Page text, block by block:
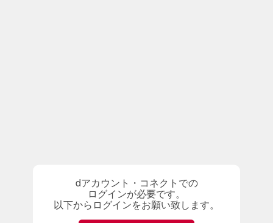
dアカウント・コネクトでの
ログインが必要です。
以下からログインをお願い致します。